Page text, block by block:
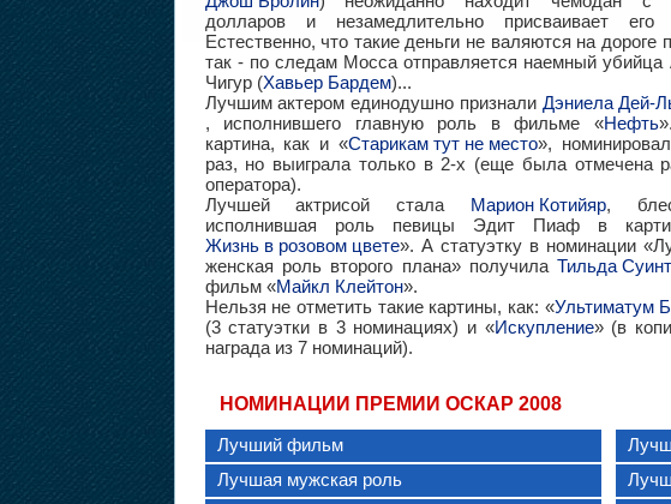
долларов и незамедлительно присваивает его
Естественно, что такие деньги не валяются на дороге
так - по следам Мосса отправляется наемный убийца
Чигур (Хавьер Бардем)...
Лучшим актером единодушно признали Дэниела Дей-
, исполнившего главную роль в фильме «Нефть
картина, как и «Старикам тут не место»,
раз, но выиграла только в 2-х (еще была отмечена
оператора).
Лучшей актрисой стала
Марион Котийяр,
исполнившая роль певицы Эдит Пиаф в
Жизнь в розовом цвете». А статуэтку в номинации
женская роль второго плана» получилаТильда
фильм «Майкл Клейтон».
Нельзя не отметить такие картины, как: «Ультиматум
(3 статуэтки в 3 номинациях) и «Искупление» (в
награда из 7 номинаций).
НОМИНАЦИИ ПРЕМИИ ОСКАР 2008
Лучший фильм
Лучшая мужская роль